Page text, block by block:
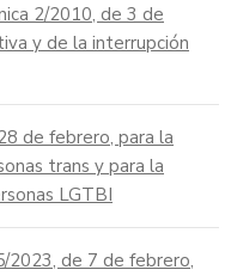
2/2010, de 3 de
y de la interrupción
de febrero, para la
trans y para la
LGTBI
2023, de 7 de febrero,